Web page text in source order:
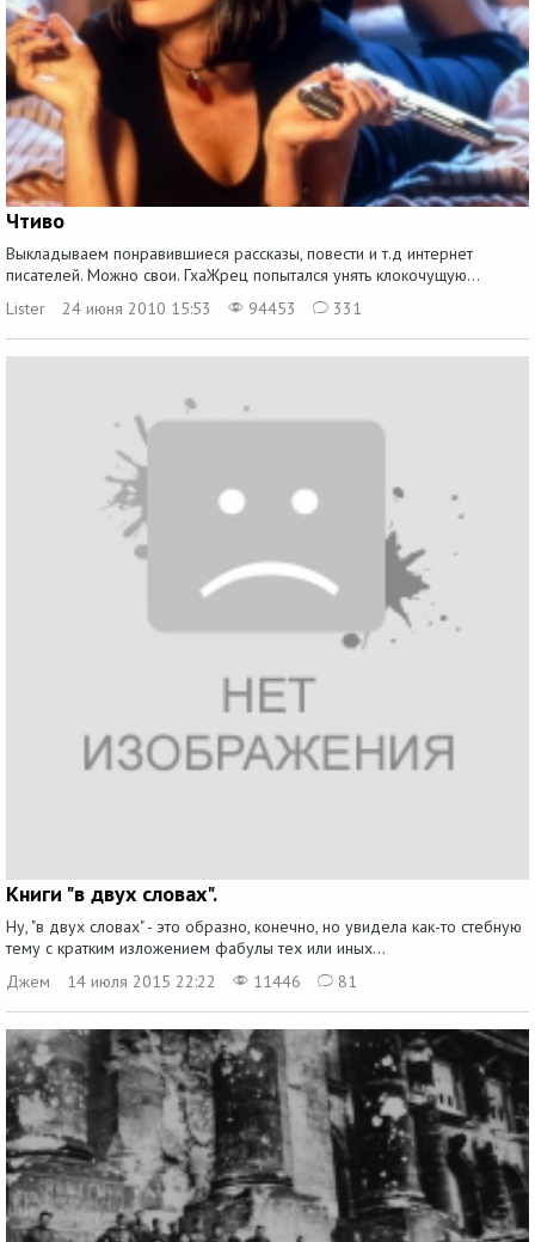
Чтиво
Выкладываем понравившиеся рассказы, повести и т.д интернет
писателей. Можно свои. ГхаЖрец попытался унять клокочущую...
Lister
24 июня 2010 15:53 94453 331
Книги "в двух словах".
Ну, "в двух словах" - это образно, конечно, но увидела как-то стебную
тему с кратким изложением фабулы тех или иных...
Джем
14 июля 2015 22:22 11446 81